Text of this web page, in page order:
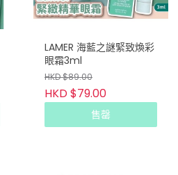
LAMER 海藍之謎緊致煥彩
眼霜3ml
HKD $89.00
HKD $79.00
售罄